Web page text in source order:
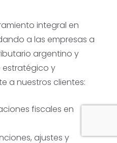
integral en
a las empresas a
argentino y
y
a nuestros clientes:
fiscales en
ajustes y